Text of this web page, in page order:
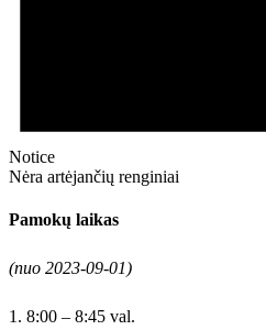
Notice
Nėra artėjančių renginiai
Pamokų laikas
(nuo 2023-09-01)
1. 8:00 – 8:45 val.